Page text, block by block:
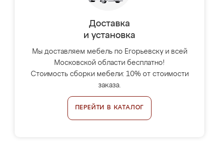
Доставка
и установка
Мы доставляем мебель по Егорьевску и всей
Московской области бесплатно!
Стоимость сборки мебели: 10% от стоимости
заказа.
ПЕРЕЙТИ В КАТАЛОГ